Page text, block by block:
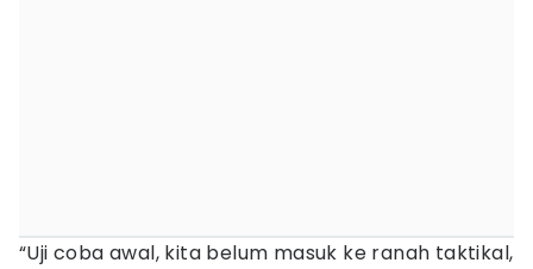
“Uji coba awal, kita belum masuk ke ranah taktikal,